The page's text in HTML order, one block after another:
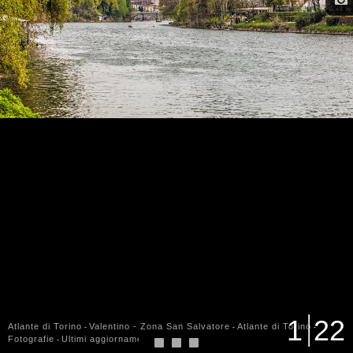
1 22
Atlante di Torino - Valentino - Zona San Salvatore - Atlante di Torino -
Fotografie - Ultimi aggiornamenti -